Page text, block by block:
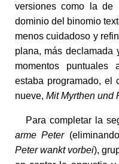
versiones como la de
dominio del binomio
menos cuidadoso y
plana, más declamada
momentos
estaba programado, el
nueve, Mit Myrthen und
Para completar la
arme Peter
Peter wankt vorbei),